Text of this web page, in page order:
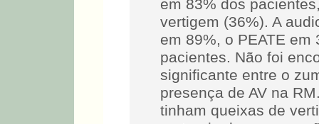
em 83% dos
vertigem (36%). A
em 89%, o PEATE
pacientes. Não foi
significante entre o
presença de AV na
tinham queixas de